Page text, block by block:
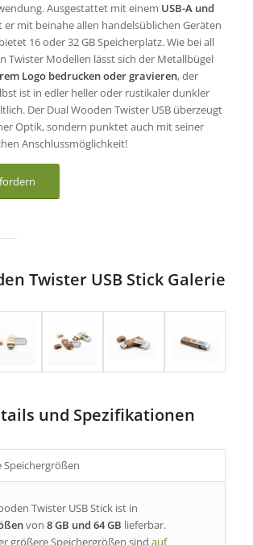
Ausgestattet mit einem USB-A und
mit beinahe allen handelsüblichen Geräten
16 oder 32 GB Speicherplatz. Wie bei all
Twister Modellen lässt sich der Metallbügel
Logo bedrucken oder gravieren, der
ist in edler heller oder rustikaler dunkler
Der Dual Wooden Twister USB überzeugt
Optik, sondern punktet auch mit seiner
Anschlussmöglichkeit!
Twister USB Stick Galerie
und Spezifikationen
Speichergrößen
Twister USB Stick ist in
von 8 GB und 64 GB lieferbar.
größere Speichergrößen sind auf